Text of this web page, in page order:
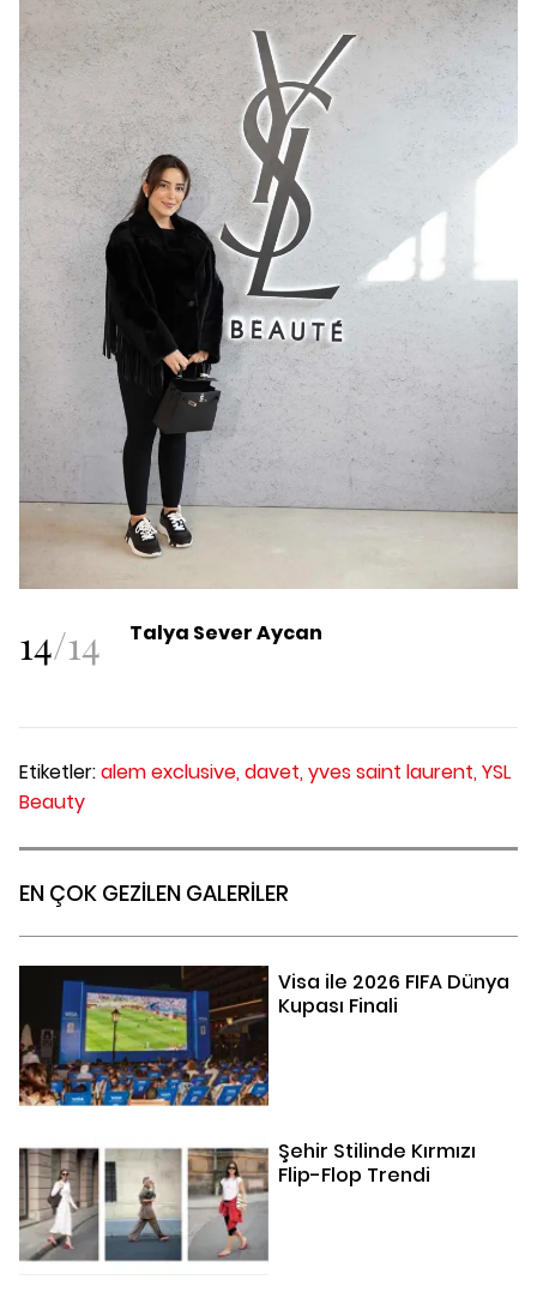
14/14 Talya Sever Aycan
Etiketler:alem exclusive,davet,yves saint laurent,YSL
Beauty
EN ÇOK GEZİLEN GALERİLER
Visa ile 2026 FIFA Dünya
Kupası Finali
Şehir Stilinde Kırmızı
Flip-Flop Trendi